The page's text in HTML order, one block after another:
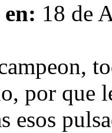
18 de
por que
esos